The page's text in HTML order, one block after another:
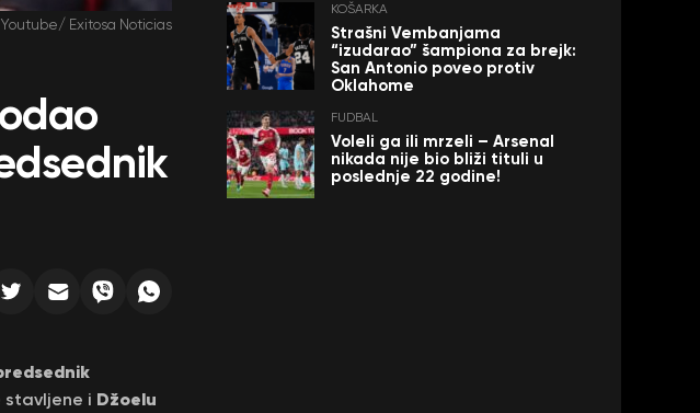
Exitosa Noticias
stavljene i Džoelu
KOŠARKA
Strašni Vembanjama
“izudarao” šampiona za brejk:
San Antonio poveo protiv
Oklahome
FUDBAL
Voleli ga ili mrzeli – Arsenal
nikada nije bio bliži tituli u
poslednje 22 godine!